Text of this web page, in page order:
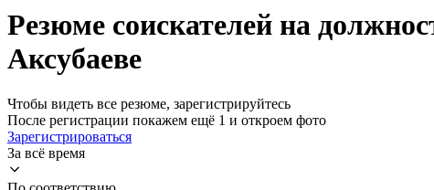
Резюме соискателей на
Аксубаеве
Чтобы видеть все резюме, зарегистрируйтесь
После регистрации покажем ещё 1 и откроем фото
Зарегистрироваться
За всё время